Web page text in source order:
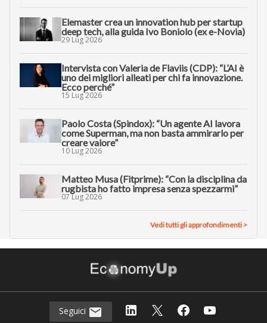
Elemaster crea un innovation hub per startup
deep tech, alla guida Ivo Boniolo (ex e-Novia)
29 Lug 2026
Intervista con Valeria de Flaviis (CDP): “L’AI è
uno dei migliori alleati per chi fa innovazione.
Ecco perché”
15 Lug 2026
Paolo Costa (Spindox): “Un agente AI lavora
come Superman, ma non basta ammirarlo per
creare valore”
10 Lug 2026
Matteo Musa (Fitprime): “Con la disciplina da
rugbista ho fatto impresa senza spezzarmi”
07 Lug 2026
Vedi tutti gli approfondimenti >
Seguici